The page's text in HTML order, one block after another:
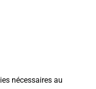
nécessaires au